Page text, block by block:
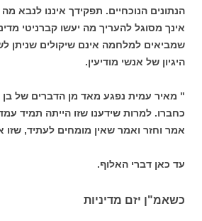
הנתונים הנוכחיים. תפקידך איננו לנבא
אינך מסוגל להעריך מה יעשו קברניטי
שמביאים למלחמה אינם שיקולים שניתן
היגיון של אנשי מודיעין.
" מאיר עמית נפגע מאד מן הדברים של בן
כחברו. למרות שידענו שזו הייתה תמיד
אמר וחזר ואמר שאין מומחים לעתיד, שזו
עד כאן דברי האלוף.
כשאמ"ן יזם מדיניות